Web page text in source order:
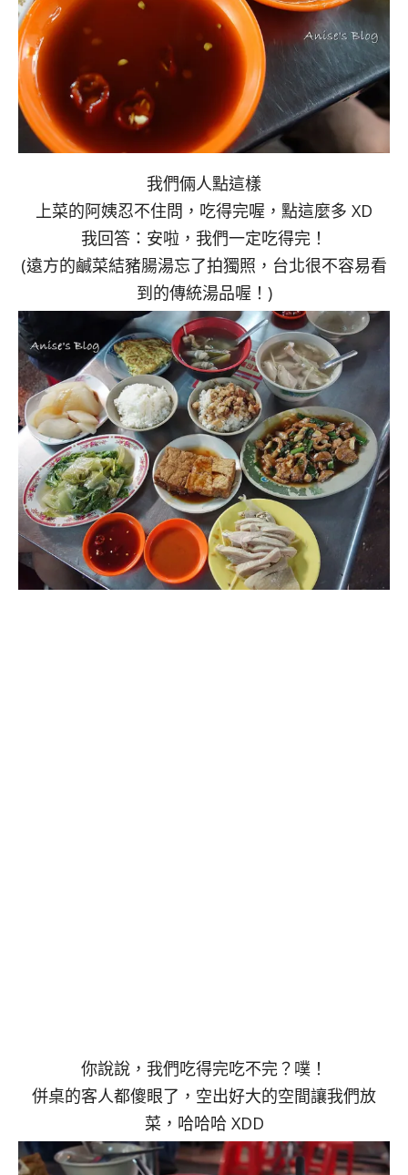
我們倆人點這樣
上菜的阿姨忍不住問，吃得完喔，點這麼多 XD
我回答：安啦，我們一定吃得完！
(遠方的鹹菜結豬腸湯忘了拍獨照，台北很不容易看
到的傳統湯品喔！)
你說說，我們吃得完吃不完？噗！
併桌的客人都傻眼了，空出好大的空間讓我們放
菜，哈哈哈 XDD